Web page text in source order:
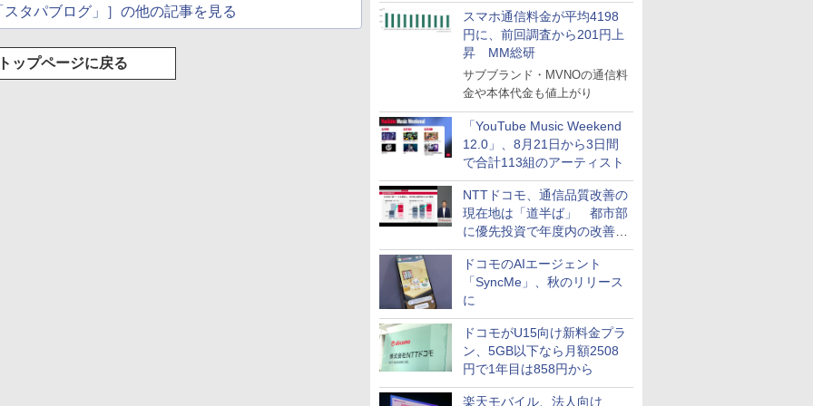
スマホ通信料金が平均4198
円に、前回調査から201円上
昇 MM総研
サブブランド・MVNOの通信料
金や本体代金も値上がり
「YouTube Music Weekend
12.0」、8月21日から3日間
で合計113組のアーティスト
NTTドコモ、通信品質改善の
現在地は「道半ば」 都市部
に優先投資で年度内の改善目
指す
ドコモのAIエージェント
「SyncMe」、秋のリリース
に
ドコモがU15向け新料金プラ
ン、5GB以下なら月額2508
円で1年目は858円から
楽天モバイル、法人向け
スタパブログ」］の他の記事を見る
トップページに戻る